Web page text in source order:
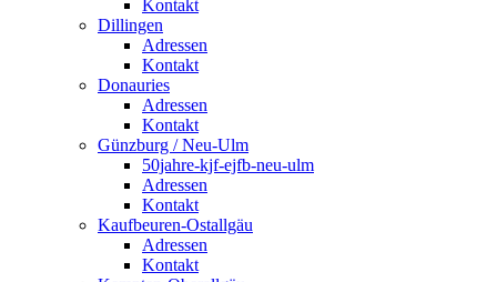
Kontakt
Dillingen
Adressen
Kontakt
Donauries
Adressen
Kontakt
Günzburg / Neu-Ulm
50jahre-kjf-ejfb-neu-ulm
Adressen
Kontakt
Kaufbeuren-Ostallgäu
Adressen
Kontakt